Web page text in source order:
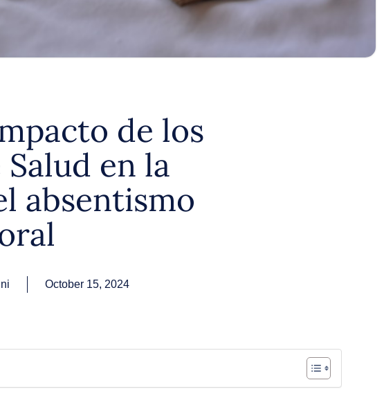
de los
en la
absentismo
October 15, 2024